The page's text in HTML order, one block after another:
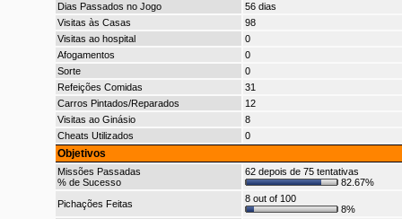
Dias Passados no Jogo
56 dias
Visitas às Casas
98
Visitas ao hospital
0
Afogamentos
0
Sorte
0
Refeições Comidas
31
Carros Pintados/Reparados
12
Visitas ao Ginásio
8
Cheats Utilizados
0
Objetivos
Missões Passadas
% de Sucesso
62 depois de 75 tentativas
82.67%
Pichações Feitas
8 out of 100
8%